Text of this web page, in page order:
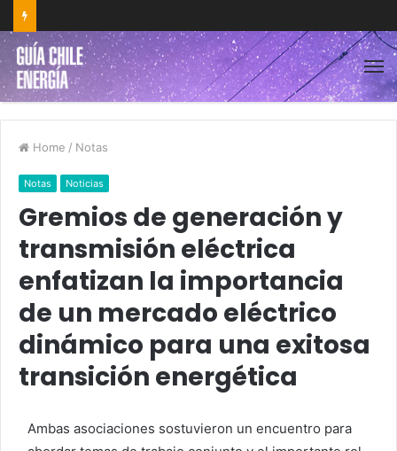
Home / Notas
Notas Noticias
Gremios de generación y
transmisión eléctrica
enfatizan la importancia
de un mercado eléctrico
dinámico para una exitosa
transición energética
Ambas asociaciones sostuvieron un encuentro para